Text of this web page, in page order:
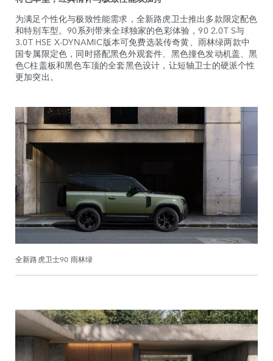
为满足个性化与极致性能需求，全新路虎卫士推出多款限定配色
和特别车型。90系列带来全球独家的色彩体验，90 2.0T S与
3.0T HSE X-DYNAMIC版本可免费选装传奇黄、雨林绿两款中
国专属限定色，同时搭配黑色外观套件、黑色撞色发动机盖、黑
色C柱盖板和黑色车顶的全套黑色设计，让短轴卫士的硬派个性
更加突出。
全新路虎卫士90 雨林绿